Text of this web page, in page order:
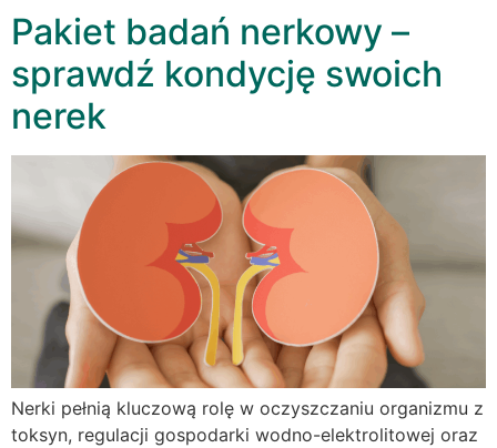
Pakiet badań nerkowy –
sprawdź kondycję swoich
nerek
Nerki pełnią kluczową rolę w oczyszczaniu organizmu z
toksyn, regulacji gospodarki wodno-elektrolitowej oraz